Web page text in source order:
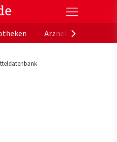
Gesundheitsportal der